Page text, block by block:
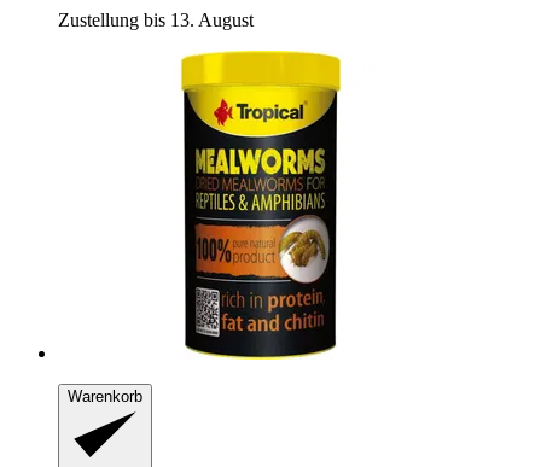
Zustellung bis 13. August
Warenkorb